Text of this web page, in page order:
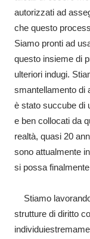
autorizzati ad
che questo
Siamo pronti ad
questo insieme di
ulteriori indugi.
smantellamento di
è stato succube di
e ben collocati da
realtà, quasi 20
sono attualmente
si possa
Stiamo
strutture di diritto